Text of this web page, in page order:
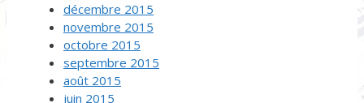
décembre 2015
novembre 2015
octobre 2015
septembre 2015
août 2015
juin 2015